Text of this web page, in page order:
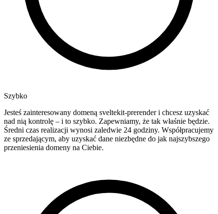
Szybko
Jesteś zainteresowany domeną sveltekit-prerender i chcesz uzyskać
nad nią kontrolę – i to szybko. Zapewniamy, że tak właśnie będzie.
Średni czas realizacji wynosi zaledwie 24 godziny. Współpracujemy
ze sprzedającym, aby uzyskać dane niezbędne do jak najszybszego
przeniesienia domeny na Ciebie.